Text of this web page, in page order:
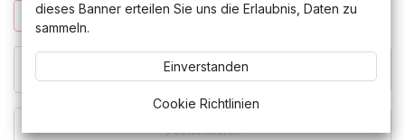
In den Warenkorb hinzufügen
Jetzt kaufen
dieses Banner erteilen Sie uns die Erlaubnis, Daten zu
sammeln.
Einverstanden
Cookie Richtlinien